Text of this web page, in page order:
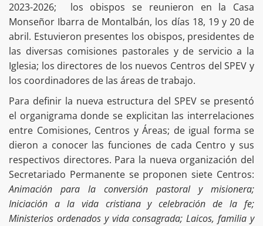
2023-2026; los obispos se reunieron en la Casa
Monseñor Ibarra de Montalbán, los días 18, 19 y 20 de
abril. Estuvieron presentes los obispos, presidentes de
las diversas comisiones pastorales y de servicio a la
Iglesia; los directores de los nuevos Centros del SPEV y
los coordinadores de las áreas de trabajo.
Para definir la nueva estructura del SPEV se presentó
el organigrama donde se explicitan las interrelaciones
entre Comisiones, Centros y Áreas; de igual forma se
dieron a conocer las funciones de cada Centro y sus
respectivos directores. Para la nueva organización del
Secretariado Permanente se proponen siete Centros:
Animación para la conversión pastoral y misionera;
Iniciación a la vida cristiana y celebración de la fe;
Ministerios ordenados y vida consagrada; Laicos, familia y